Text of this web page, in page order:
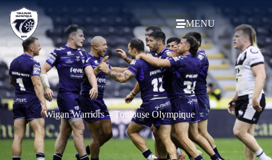
MENU
Wigan Warriors – Toulouse Olympique